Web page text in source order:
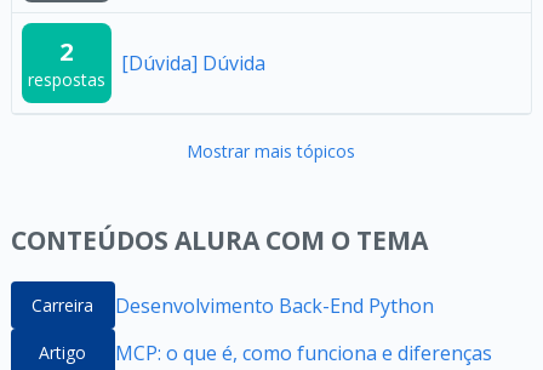
2
respostas
[Dúvida] Dúvida
Mostrar mais tópicos
CONTEÚDOS ALURA COM O TEMA
Carreira Desenvolvimento Back-End Python
Artigo MCP: o que é, como funciona e diferenças